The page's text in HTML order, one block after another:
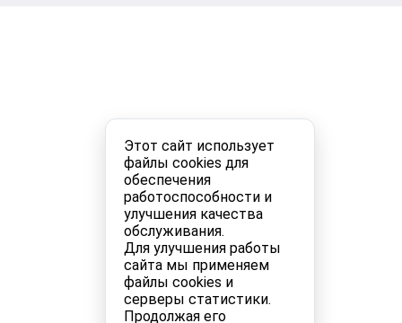
Этот сайт использует
файлы cookies для
обеспечения
работоспособности и
улучшения качества
обслуживания.
Для улучшения работы
сайта мы применяем
файлы cookies и
серверы статистики.
Продолжая его